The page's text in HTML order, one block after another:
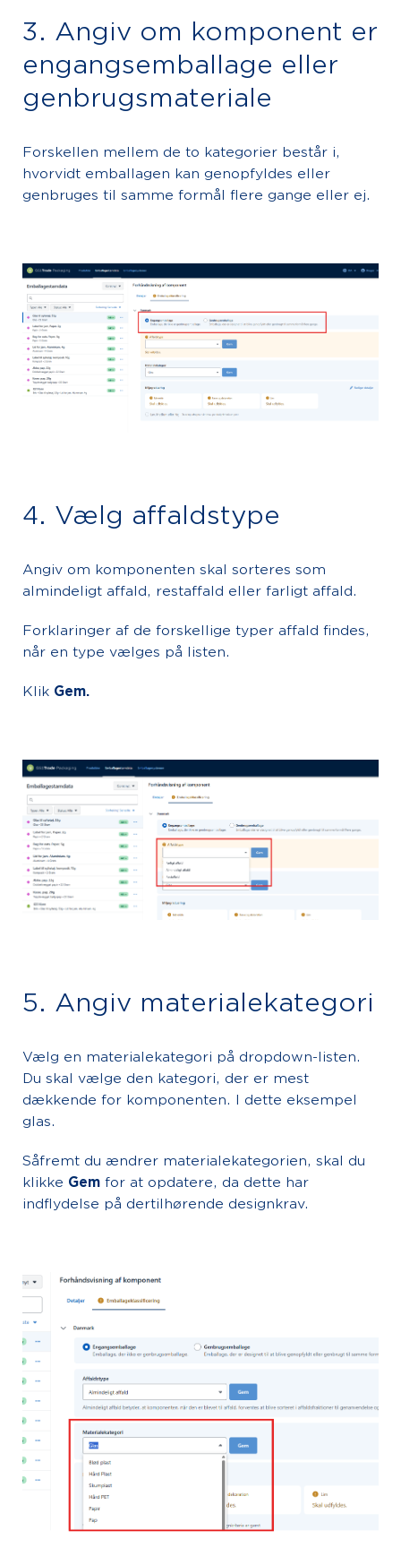
3. Angiv om komponent er
engangsemballage eller
genbrugsmateriale
Forskellen mellem de to kategorier består i,
hvorvidt emballagen kan genopfyldes eller
genbruges til samme formål flere gange eller ej.
4. Vælg affaldstype
Angiv om komponenten skal sorteres som
almindeligt affald, restaffald eller farligt affald.
Forklaringer af de forskellige typer affald findes,
når en type vælges på listen.
Klik Gem.
5. Angiv materialekategori
Vælg en materialekategori på dropdown-listen.
Du skal vælge den kategori, der er mest
dækkende for komponenten. I dette eksempel
glas.
Såfremt du ændrer materialekategorien, skal du
klikke Gem for at opdatere, da dette har
indflydelse på dertilhørende designkrav.